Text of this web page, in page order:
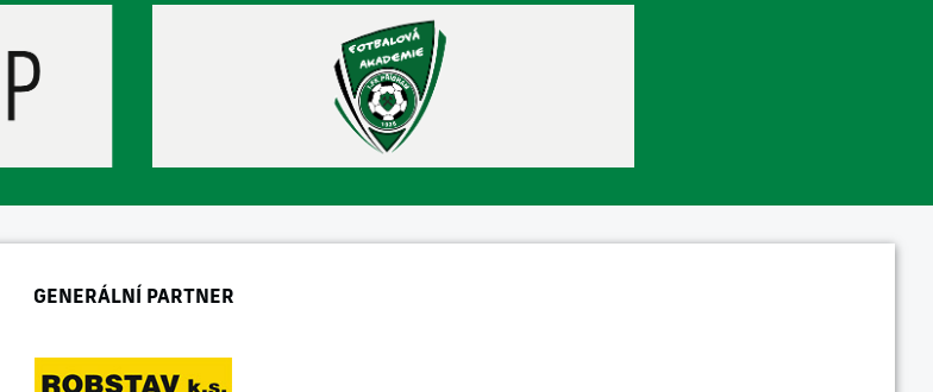
GENERÁLNÍ PARTNER